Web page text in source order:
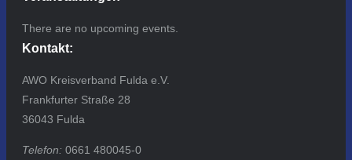
There are no upcoming events.
Kontakt:
AWO Kreisverband Fulda e.V.
Frankfurter Straße 28
36043 Fulda
Telefon: 0661 480045-0